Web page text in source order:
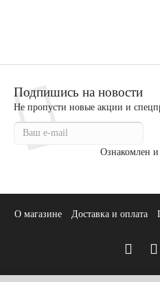
Подпишись на новости
Не пропусти новые акции и
Ознакомлен и
О магазине Доставка и оплата